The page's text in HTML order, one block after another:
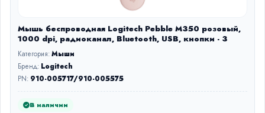
Мышь беспроводная Logitech Pebble M350 розовый,
1000 dpi, радиоканал, Bluetooth, USB, кнопки - 3
Категория:Мыши
Бренд: Logitech
PN: 910-005717/910-005575
В наличии